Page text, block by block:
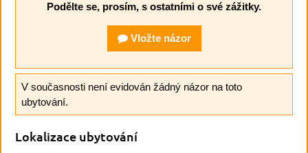
Podělte se, prosím, s ostatními o své zážitky.
Vložte názor
V současnosti není evidován žádný názor na toto
ubytování.
Lokalizace ubytování